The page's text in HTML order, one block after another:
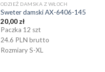
ODZIEŻ DAMSKA Z WŁOCH
Sweter damski AX-6406-145
20,00 zł
Paczka 12 szt
24.6 PLN brutto
Rozmiary S-XL